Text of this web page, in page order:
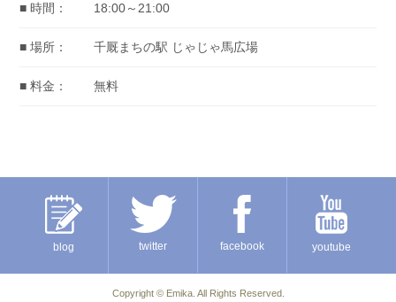
■ 時間： 18:00～21:00
■ 場所： 千厩まちの駅 じゃじゃ馬広場
■ 料金： 無料
blog twitter facebook youtube
Copyright © Emika. All Rights Reserved.